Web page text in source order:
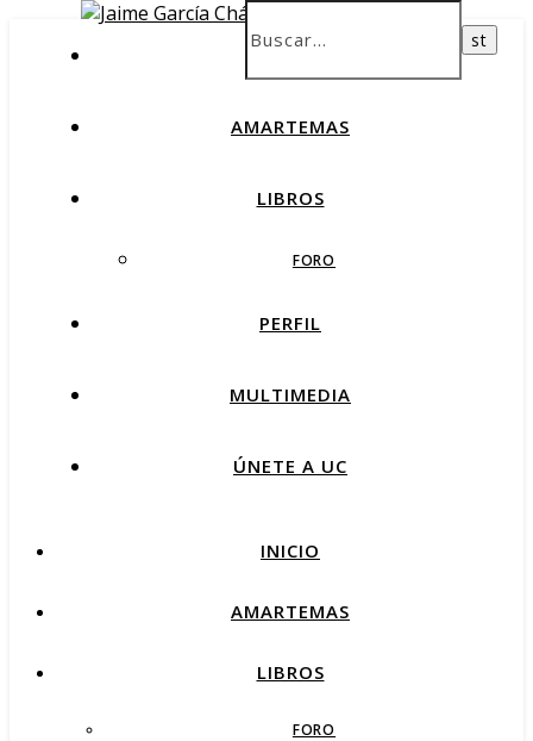
AMARTEMAS
LIBROS
FORO
PERFIL
MULTIMEDIA
ÚNETE A UC
INICIO
AMARTEMAS
LIBROS
FORO